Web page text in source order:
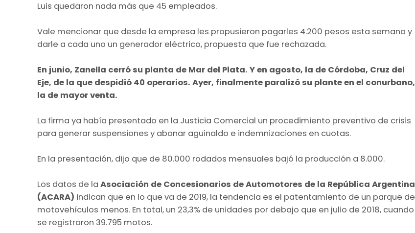
Luis quedaron nada más que 45 empleados.
Vale mencionar que desde la empresa les propusieron pagarles 4.200 pesos esta semana y
darle a cada uno un generador eléctrico, propuesta que fue rechazada.
En junio, Zanella cerró su planta de Mar del Plata. Y en agosto, la de Córdoba, Cruz del
Eje, de la que despidió 40 operarios. Ayer, finalmente paralizó su plante en el conurbano,
la de mayor venta.
La firma ya había presentado en la Justicia Comercial un procedimiento preventivo de crisis
para generar suspensiones y abonar aguinaldo e indemnizaciones en cuotas.
En la presentación, dijo que de 80.000 rodados mensuales bajó la producción a 8.000.
Los datos de la Asociación de Concesionarios de Automotores de la República Argentina
(ACARA) indican que en lo que va de 2019, la tendencia es el patentamiento de un parque de
motovehículos menos. En total, un 23,3% de unidades por debajo que en julio de 2018, cuando
se registraron 39.795 motos.